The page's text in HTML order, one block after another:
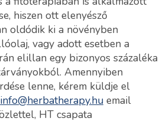
hiszen ott elenyésző
oldódik ki a növényben
vagy adott esetben a
elillan egy bizonyos százaléka
Amennyiben
lenne, kérem küldje el
info@herbatherapy.hu email
HT csapata